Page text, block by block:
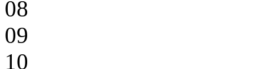
08
09
10